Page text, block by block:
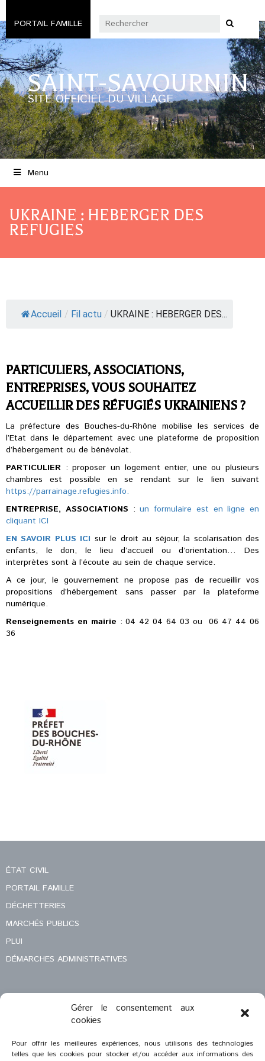
Gérer le consentement aux
cookies
Pour offrir les meilleures expériences, nous utilisons des technologies
telles que les cookies pour stocker et/ou accéder aux informations des
PORTAIL FAMILLE
SAINT-SAVOURNIN
SITE OFFICIEL DU VILLAGE
Menu
UKRAINE : HEBERGER DES
REFUGIES
Accueil / Fil actu / UKRAINE : HEBERGER DES...
PARTICULIERS, ASSOCIATIONS,
ENTREPRISES, VOUS SOUHAITEZ
ACCUEILLIR DES RÉFUGIÉS UKRAINIENS ?
La préfecture des Bouches-du-Rhône mobilise les services de
l’Etat dans le département avec une plateforme de proposition
d’hébergement ou de bénévolat.
PARTICULIER : proposer un logement entier, une ou plusieurs
chambres est possible en se rendant sur le lien suivant
https://parrainage.refugies.info.
ENTREPRISE, ASSOCIATIONS :un formulaire est en ligne en
cliquant ICI
EN SAVOIR PLUS ICI sur le droit au séjour, la scolarisation des
enfants, le don, le lieu d’accueil ou d’orientation… Des
interprètes sont à l’écoute au sein de chaque service.
A ce jour, le gouvernement ne propose pas de recueillir vos
propositions d’hébergement sans passer par la plateforme
numérique.
Renseignements en mairie : 04 42 04 64 03 ou 06 47 44 06
36
ÉTAT CIVIL
PORTAIL FAMILLE
DÉCHETTERIES
MARCHÉS PUBLICS
PLUI
DÉMARCHES ADMINISTRATIVES
MENTIONS LÉGALES